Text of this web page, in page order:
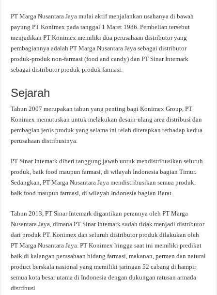
PT Marga Nusantara Jaya mulai aktif menjalankan usahanya di bawah
payung PT Konimex pada tanggal 1 Maret 1986. Pembelian tersebut
menjadikan PT Konimex memiliki dua perusahaan distributor yang
pembagiannya adalah PT Marga Nusantara Jaya sebagai distributor
produk-produk non-farmasi (food and candy) dan PT Sinar Intemark
sebagai distributor produk-produk farmasi.
Sejarah
Tahun 2007 merupakan tahun yang penting bagi Konimex Group, PT
Konimex memutuskan untuk melakukan desain-ulang area distribusi dan
pembagian jenis produk yang selama ini telah diterapkan terhadap kedua
perusahaan distribusinya.
PT Sinar Intemark diberi tanggung jawab untuk mendistribusikan seluruh
produk, baik food maupun farmasi, di wilayah Indonesia bagian Timur.
Sedangkan, PT Marga Nusantara Jaya mendistribusikan semua produk,
baik food maupun farmasi, di wilayah Indonesia bagian Barat.
Tahun 2013, PT Sinar Intemark digantikan perannya oleh PT Marga
Nusantara Jaya, dimana PT Sinar Intemark sudah tidak menjadi distributor
dari produk PT. Konimex dan seluruh distributor produk dilakukan oleh
PT Marga Nusantara Jaya. PT Konimex hingga saat ini memiliki predikat
baik di kalangan perusahaan bidang farmasi, makanan, permen dan natural
product berskala nasional yang memiliki jaringan 52 cabang di hampir
semua kota besar utama di Indonesia dengan dukungan ratusan armada
distribusi